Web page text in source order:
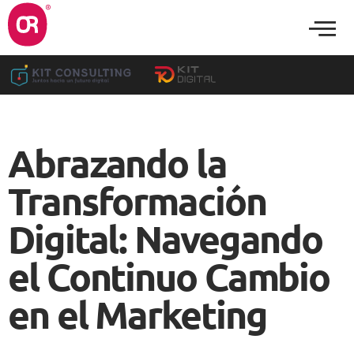
Abrazando la
Transformación
Digital: Navegando
el Continuo Cambio
en el Marketing